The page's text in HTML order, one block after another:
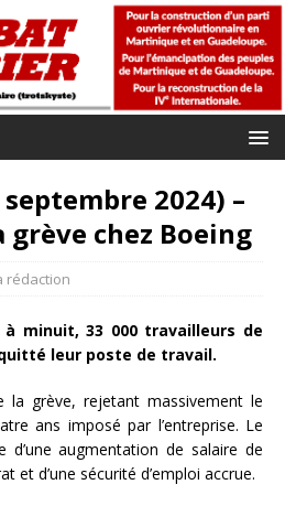
septembre 2024) –
grève chez Boeing
rédaction
minuit, 33 000 travailleurs de
leur poste de travail.
grève, rejetant massivement le
ans imposé par l’entreprise. Le
augmentation de salaire de
et d’une sécurité d’emploi accrue.